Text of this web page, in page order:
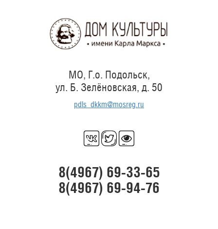
МО, Г.о. Подольск,
ул. Б. Зелёновская, д. 50
pdls_dkkm@mosreg.ru
8(4967) 69-33-65
8(4967) 69-94-76